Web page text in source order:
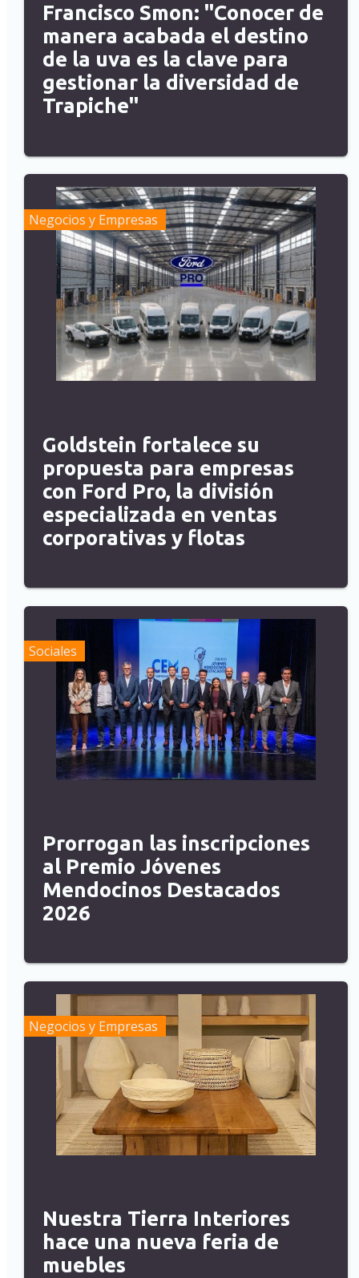
Francisco Smon: "Conocer de
manera acabada el destino
de la uva es la clave para
gestionar la diversidad de
Trapiche"
Negocios y Empresas
Goldstein fortalece su
propuesta para empresas
con Ford Pro, la división
especializada en ventas
corporativas y flotas
Sociales
Prorrogan las inscripciones
al Premio Jóvenes
Mendocinos Destacados
2026
Negocios y Empresas
Nuestra Tierra Interiores
hace una nueva feria de
muebles